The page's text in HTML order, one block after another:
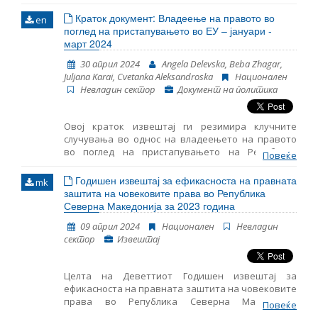
влија- ние врз правата на граѓаните во земјата.
en
Краток документ: Владеење на правото во
поглед на пристапувањето во ЕУ – јануари -
март 2024
30 април 2024
Angela Delevska, Beba Zhagar,
Juljana Karai, Cvetanka Aleksandroska
Национален
Невладин сектор
Документ на политика
Овој краток извештај ги резимира клучните
случувања во однос на владеењето на правото
во поглед на пристапувањето на Република
Северна Македонија во ЕУ за периодот јануари-
март 2024 година. Во него се дадени резултатите
од следење на основните аспекти за
пристапување во ЕУ, како и главните настани
поврзани со функционирањето на демократските
институции, реформата на јавната
администрација и Поглавјето 23: Судство и
Повеќе
mk
Годишен извештај за ефикасноста на правната
заштита на човековите права во Република
Северна Македонија за 2023 година
09 април 2024 Национален
Невладин
сектор
Извештај
Целта на Деветтиот Годишен извештај за
ефикасноста на правната заштита на човековите
права во Република Северна Македонија
Повеќе